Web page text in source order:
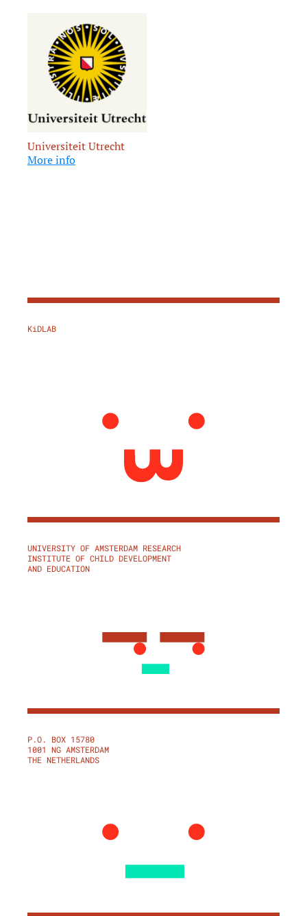
Universiteit Utrecht
More info
KiDLAB
UNIVERSITY OF AMSTERDAM RESEARCH
INSTITUTE OF CHILD DEVELOPMENT
AND EDUCATION
P.O. BOX 15780
1001 NG AMSTERDAM
THE NETHERLANDS